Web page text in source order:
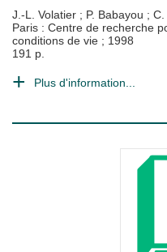
J.-L. Volatier ; P. Babayou ; C.
Paris : Centre de recherche
conditions de vie ; 1998
191 p.
Plus d'information...